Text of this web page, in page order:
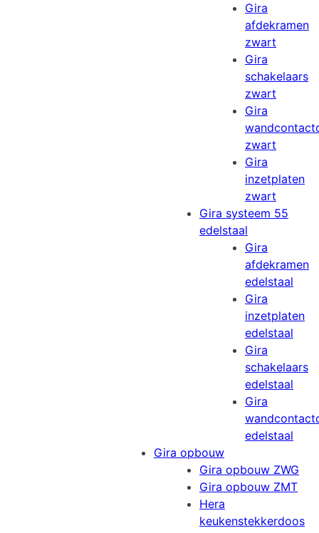
Gira
afdekramen
zwart
Gira
schakelaars
zwart
Gira
zwart
Gira
inzetplaten
zwart
Gira systeem 55
edelstaal
Gira
afdekramen
edelstaal
Gira
inzetplaten
edelstaal
Gira
schakelaars
edelstaal
Gira
edelstaal
Gira opbouw
Gira opbouw ZWG
Gira opbouw ZMT
Hera
keukenstekkerdoos